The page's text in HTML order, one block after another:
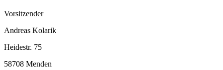
Vorsitzender
Andreas Kolarik
Heidestr. 75
58708 Menden